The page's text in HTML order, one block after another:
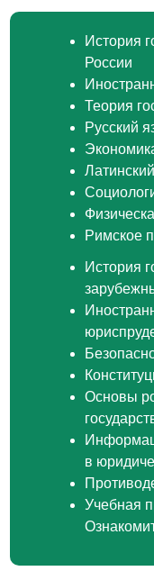
История
России
Теория
Русский
Римское
История
Основы
в
Учебная